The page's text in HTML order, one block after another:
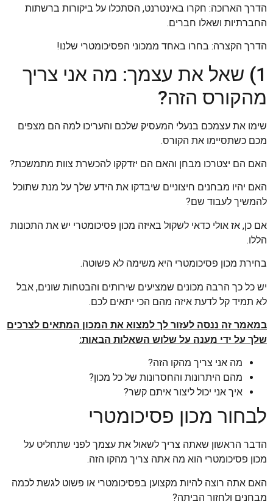
הדרך הארוכה: חקרו באינטרנט, הסתכלו על ביקורות ברשתות
החברתיות ושאלו חברים.
הדרך הקצרה: בחרו באחד ממכוני הפסיכומטרי שלנו!
1) שאל את עצמך: מה אני צריך
מהקורס הזה?
שימו את עצמכם בנעלי המעסיק שלכם והעריכו למה הם מצפים
מכם כשתסיימו את הקורס.
האם הם יצטרכו מבחן והאם הם יזדקקו להכשרת צוות מתמשכת?
האם יהיו מבחנים חיצוניים שיבדקו את הידע שלך על מנת שתוכל
להמשיך לעבוד שם?
אם כן, אז אולי כדאי לשקול באיזה מכון פסיכומטרי יש את התכונות
הללו.
בחירת מכון פסיכומטרי היא משימה לא פשוטה.
יש כל כך הרבה מכונים שמציעים שירותים והבטחות שונים, אבל
לא תמיד קל לדעת איזה מהם הכי יתאים לכם.
במאמר זה ננסה לעזור לך למצוא את המכון המתאים לצרכים
שלך על ידי מענה על שלוש השאלות הבאות:
מה אני צריך מהקו הזה?
מהם היתרונות והחסרונות של כל מכון?
איך אני יכול ליצור איתם קשר?
לבחור מכון פסיכומטרי
הדבר הראשון שאתה צריך לשאול את עצמך לפני שתחליט על
מכון פסיכומטרי הוא מה אתה צריך מהקו הזה.
האם אתה רוצה להיות מקצוען בפסיכומטרי או פשוט לגשת לכמה
מבחנים ולחזור הביתה?